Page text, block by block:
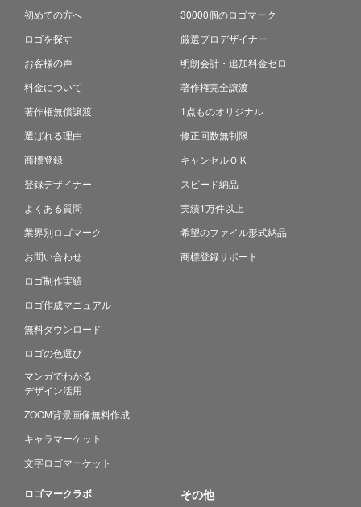
初めての方へ
ロゴを探す
お客様の声
料金について
著作権無償譲渡
選ばれる理由
商標登録
登録デザイナー
よくある質問
業界別ロゴマーク
お問い合わせ
ロゴ制作実績
ロゴ作成マニュアル
無料ダウンロード
ロゴの色選び
マンガでわかる
デザイン活用
ZOOM背景画像無料作成
キャラマーケット
文字ロゴマーケット
30000個のロゴマーク
厳選プロデザイナー
明朗会計・追加料金ゼロ
著作権完全譲渡
1点ものオリジナル
修正回数無制限
キャンセルＯＫ
スピード納品
実績1万件以上
希望のファイル形式納品
商標登録サポート
ロゴマークラボ その他